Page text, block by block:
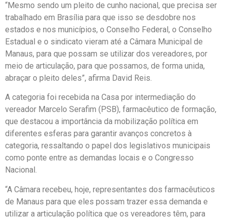
“Mesmo sendo um pleito de cunho nacional, que precisa ser
trabalhado em Brasília para que isso se desdobre nos
estados e nos municípios, o Conselho Federal, o Conselho
Estadual e o sindicato vieram até a Câmara Municipal de
Manaus, para que possam se utilizar dos vereadores, por
meio de articulação, para que possamos, de forma unida,
abraçar o pleito deles”, afirma David Reis.
A categoria foi recebida na Casa por intermediação do
vereador Marcelo Serafim (PSB), farmacêutico de formação,
que destacou a importância da mobilização política em
diferentes esferas para garantir avanços concretos à
categoria, ressaltando o papel dos legislativos municipais
como ponte entre as demandas locais e o Congresso
Nacional.
“A Câmara recebeu, hoje, representantes dos farmacêuticos
de Manaus para que eles possam trazer essa demanda e
utilizar a articulação política que os vereadores têm, para